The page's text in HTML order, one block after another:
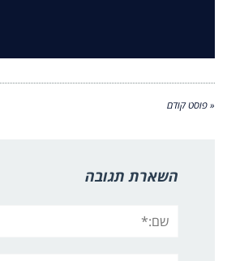
« פוסט קודם
השארת תגובה